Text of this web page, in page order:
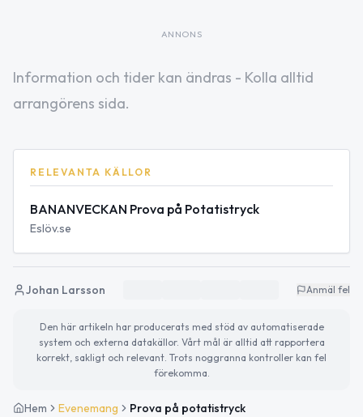
ANNONS
Information och tider kan ändras - Kolla alltid
arrangörens sida.
RELEVANTA KÄLLOR
BANANVECKAN Prova på Potatistryck
Eslöv.se
Johan Larsson Anmäl fel
Den här artikeln har producerats med stöd av automatiserade
system och externa datakällor. Vårt mål är alltid att rapportera
korrekt, sakligt och relevant. Trots noggranna kontroller kan fel
förekomma.
Hem Evenemang Prova på potatistryck